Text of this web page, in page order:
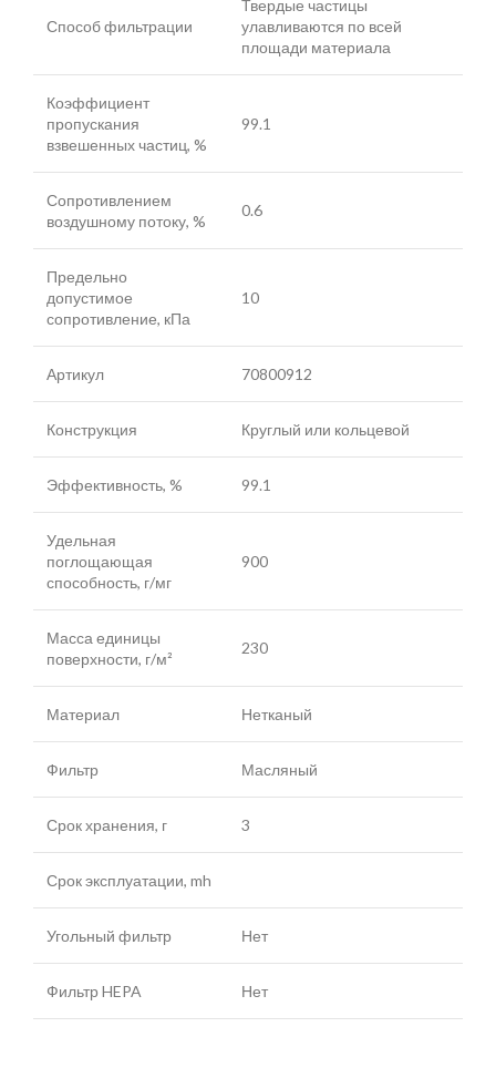
Способ фильтрации
Твердые частицы
улавливаются по всей
площади материала
Коэффициент
пропускания
взвешенных частиц, %
99.1
Сопротивлением
воздушному потоку, %
0.6
Предельно
допустимое
сопротивление, кПа
10
Артикул 70800912
Конструкция Круглый или кольцевой
Эффективность, % 99.1
Удельная
поглощающая
способность, г/мг
900
Масса единицы
поверхности, г/м²
230
Материал Нетканый
Фильтр Масляный
Срок хранения, г 3
Срок эксплуатации, mh
Угольный фильтр Нет
Фильтр HEPA Нет